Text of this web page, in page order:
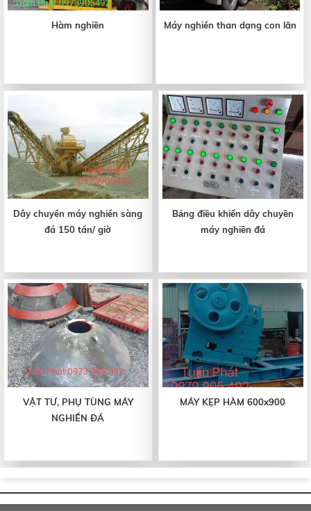
Hàm nghiền Máy nghiền than dạng con lăn
Dây chuyền máy nghiền sàng
đá 150 tấn/ giờ
Bảng điều khiển dây chuyền
máy nghiền đá
VẬT TƯ, PHỤ TÙNG MÁY
NGHIỀN ĐÁ
MÁY KẸP HÀM 600x900